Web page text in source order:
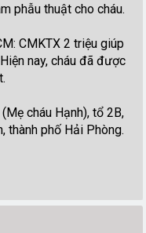
phẫu thuật cho cháu.
CMKTX 2 triệu giúp
nay, cháu đã được
cháu Hạnh), tổ 2B,
thành phố Hải Phòng.